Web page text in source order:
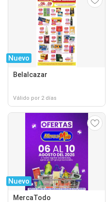
Nuevo
Belalcazar
Válido por 2 días
Nuevo
MercaTodo